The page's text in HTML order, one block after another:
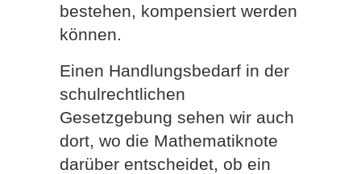
bestehen, kompensiert werden
können.
Einen Handlungsbedarf in der
schulrechtlichen
Gesetzgebung sehen wir auch
dort, wo die Mathematiknote
darüber entscheidet, ob ein